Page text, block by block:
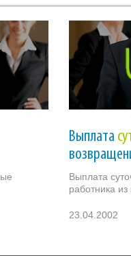
Выплата
Выплата
работника
23.04.2002